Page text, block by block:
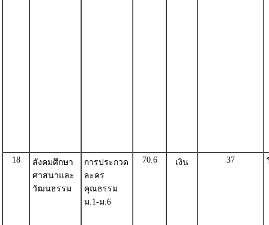
18
สังคมศึกษา
ศาสนาและ
วัฒนธรรม
การประกวด
ละคร
คุณธรรม
ม.1-ม.6
70.6 เงิน 37